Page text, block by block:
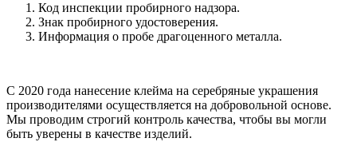
Код инспекции пробирного надзора.
Знак пробирного удостоверения.
Информация о пробе драгоценного металла.
С 2020 года нанесение клейма на серебряные украшения
производителями осуществляется на добровольной основе.
Мы проводим строгий контроль качества, чтобы вы могли
быть уверены в качестве изделий.